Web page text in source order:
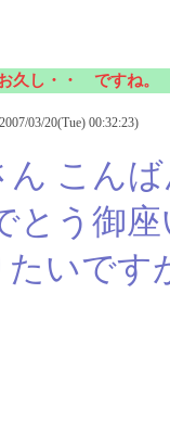
久し・・ ですね。
03/20(Tue) 00:32:23)
ん こん
とう御
いです